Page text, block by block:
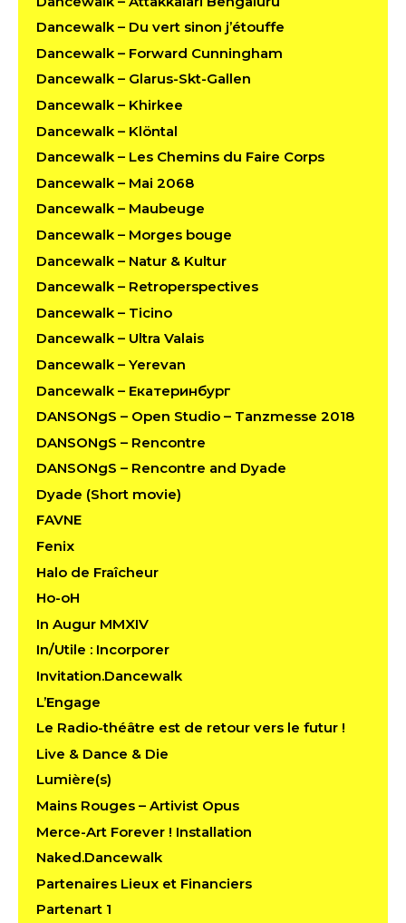
Dancewalk – Du vert sinon j’étouffe
Dancewalk – Forward Cunningham
Dancewalk – Glarus-Skt-Gallen
Dancewalk – Khirkee
Dancewalk – Klöntal
Dancewalk – Les Chemins du Faire Corps
Dancewalk – Mai 2068
Dancewalk – Maubeuge
Dancewalk – Morges bouge
Dancewalk – Natur & Kultur
Dancewalk – Retroperspectives
Dancewalk – Ticino
Dancewalk – Ultra Valais
Dancewalk – Yerevan
Dancewalk – Екатеринбург
DANSONgS – Open Studio – Tanzmesse 2018
DANSONgS – Rencontre
DANSONgS – Rencontre and Dyade
Dyade (Short movie)
FAVNE
Fenix
Halo de Fraîcheur
Ho-oH
In Augur MMXIV
In/Utile : Incorporer
Invitation.Dancewalk
L’Engage
Le Radio-théâtre est de retour vers le futur !
Live & Dance & Die
Lumière(s)
Mains Rouges – Artivist Opus
Merce-Art Forever ! Installation
Naked.Dancewalk
Partenaires Lieux et Financiers
Partenart 1